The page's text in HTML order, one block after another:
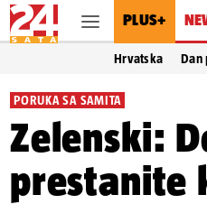
PLUS+
Hrvatska Dan
PORUKA SA SAMITA
Zelenski:
prestanite